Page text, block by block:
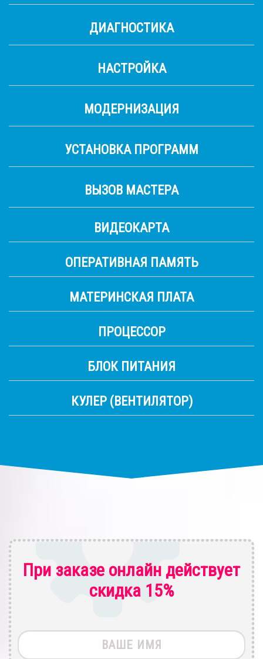
ДИАГНОСТИКА
НАСТРОЙКА
МОДЕРНИЗАЦИЯ
УСТАНОВКА ПРОГРАММ
ВЫЗОВ МАСТЕРА
ВИДЕОКАРТА
ОПЕРАТИВНАЯ ПАМЯТЬ
МАТЕРИНСКАЯ ПЛАТА
ПРОЦЕССОР
БЛОК ПИТАНИЯ
КУЛЕР (ВЕНТИЛЯТОР)
При заказе онлайн действует
скидка 15%